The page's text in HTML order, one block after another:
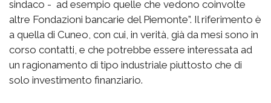
sindaco - ad esempio quelle che vedono coinvolte
altre Fondazioni bancarie del Piemonte”. Il riferimento è
a quella di Cuneo, con cui, in verità, già da mesi sono in
corso contatti, e che potrebbe essere interessata ad
un ragionamento di tipo industriale piuttosto che di
solo investimento finanziario.